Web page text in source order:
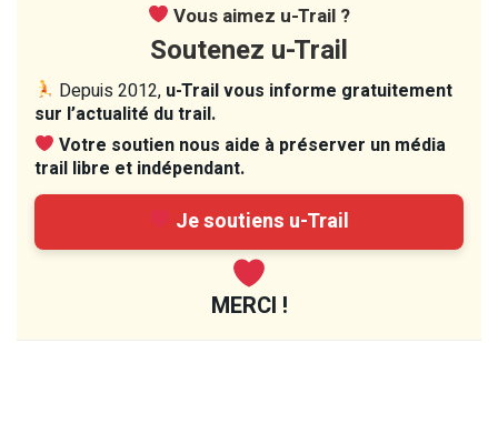
Vous aimez u-Trail ?
Soutenez u-Trail
Depuis 2012, u-Trail vous informe gratuitement
sur l’actualité du trail.
Votre soutien nous aide à préserver un média
trail libre et indépendant.
Je soutiens u-Trail
MERCI !